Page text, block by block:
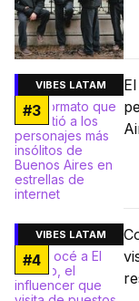
VIBES LATAM
#3
VIBES LATAM
#4